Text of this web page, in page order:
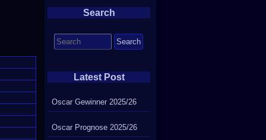
Search
for:
Latest Post
Oscar Gewinner 2025/26
Oscar Prognose 2025/26